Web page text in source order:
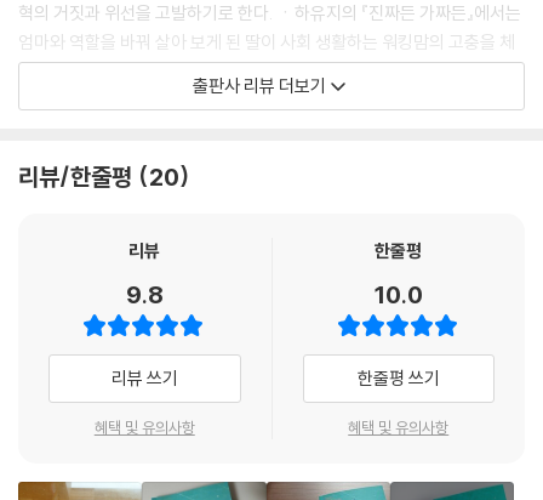
오늘 학교에서 재밌는 일이 있었다. 종말에 관심이 있는 아이가 나 말고 또
있었던 거다. 그 애는 프레퍼 족도 알고 있었고 유튜브로 관련 자료까지 척
척 찾아냈다. 서바이벌 용품점에 가서는 십만 원이 넘는 멀티 툴을 진짜 사
려고 했다. 그 애는 단순히 호기심이 많은 걸까? 아니면 나처럼 진짜 종말
고등학교 시절 가장 소중한 추억은 마음이 잘 맞는 친구와 함께 반 전체가
등장인물로 나오는 만화를 그려서 인기를 끌었던 것이었다. 처음에는 친구
가 스토리를 맡고 가믈란은 작화만 담당했지만 점점 스토리도 함께 짜게
되었다. “재미있다”는 한마디는 아무리 들어도 질리지 않는다는 사실을,
다음은 어떻게 되느냐는 궁금증 어린 눈빛을 대할 때의 짜릿한 기분을 가
믈란은 그때 처음 알게 되었다.
혁의 거짓과 위선을 고발하기로 한다. ㆍ하유지의 『진짜든 가짜든』에서는
엄마와 역할을 바꿔 살아 보게 된 딸이 사회 생활하는 워킹맘의 고충을 체
감하게 된다.
표준국어대사전에서 찾은 ‘연대’의 뜻이다. 함께함으로써 목표한 바에 이
상대방을 이해하는 것에서부터 시작해야 한다. 서로에게 뻗은 손을 맞잡을
때 느슨하게 연결되어 있던 마음이 비로소 함께 맘먹은 대로 힘을 발휘할
수 있기 때문이다. 그렇다고 조금 먼저 청소년을 겪은 누군가가 지금의 아
이들에게 “연대는 이런 거야.”라고 가르치는 건 좀 후져 보인다. 반대로
“인생은 결국 혼자야.”라고 너스레떠는 건 너무 무책임하다. ‘혼자’는 두렵
이 더더욱 필요하다.
출판사 리뷰 더보기
리뷰/한줄평 20
리뷰
9.8
리뷰 쓰기
혜택 및 유의사항
한줄평
10.0
한줄평 쓰기
혜택 및 유의사항